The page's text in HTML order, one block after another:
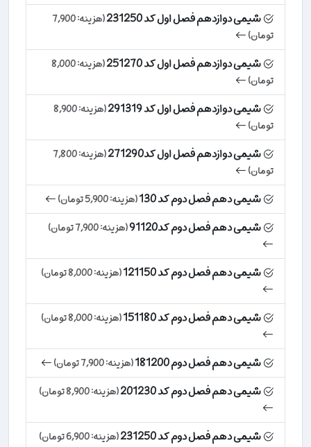
شیمی دوازدهم فصل اول کد 231250
(هزینه: 7,900
تومان)
شیمی دوازدهم فصل اول کد 251270
(هزینه: 8,000
تومان)
شیمی دوازدهم فصل اول کد 291319
(هزینه: 8,900
تومان)
شیمی دوازدهم فصل اول کد271290
(هزینه: 7,800
تومان)
شیمی دهم فصل دوم کد 130 (هزینه: 5,900 تومان)
شیمی دهم فصل دوم کد91120 (هزینه: 7,900 تومان)
شیمی دهم فصل دوم کد 121150 (هزینه: 8,000 تومان)
شیمی دهم فصل دوم کد 151180 (هزینه: 8,000 تومان)
شیمی دهم فصل دوم 181200 (هزینه: 7,900 تومان)
شیمی دهم فصل دوم کد 201230 (هزینه: 8,900 تومان)
شیمی دهم فصل دوم کد 231250 (هزینه: 6,900 تومان)